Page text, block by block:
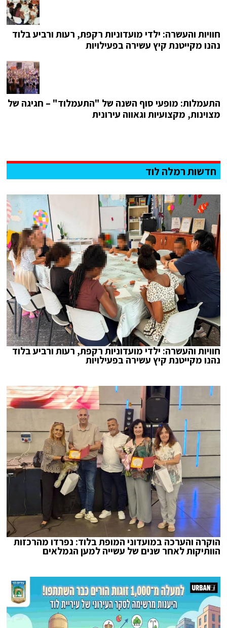
חוויות והעשרה: ילדי מועדוניות רקפת, רעות ורביע בלוד
נהנו מקייטנת קיץ עשירה בפעילויות
התעמלות: מופעי סוף השנה של "התעמלוד" – חגיגה של
מצוינות, מקצועיות וגאווה עירונית
חדשות רמלה לוד
חוויות והעשרה: ילדי מועדוניות רקפת, רעות ורביע בלוד
נהנו מקייטנת קיץ עשירה בפעילויות
הוקרה והערכה במועדוני המופת בלוד: נפרדו מהרכזות
הוותיקות לאחר שנים של עשייה למען הגמלאים